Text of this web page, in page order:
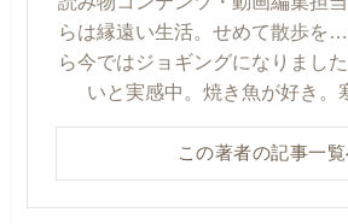
らは縁遠い生活。せめて散歩を
ら今ではジョギングになりまし
いと実感中。焼き魚が好き。
この著者の記事一